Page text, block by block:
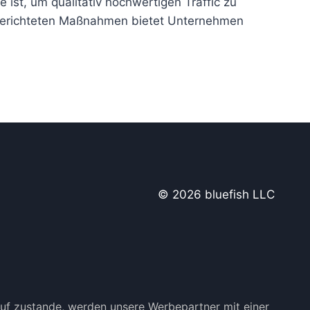
Maßnahmen bietet Unternehmen
© 2026 bluefish LLC
zustande, werden unsere Werbepartner mit einer